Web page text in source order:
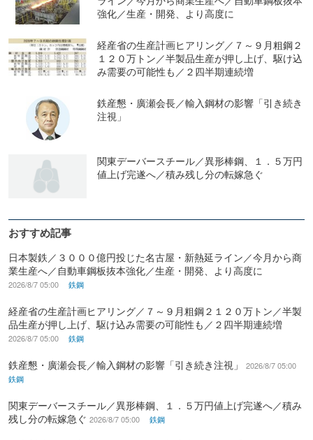
強化／生産・開発、より高度に
経産省の生産計画ヒアリング／７～９月粗鋼２
１２０万トン／半製品生産が押し上げ、駆け込
み需要の可能性も／２四半期連続増
鉄産懇・廣瀬会長／輸入鋼材の影響「引き続き
注視」
関東デーバースチール／異形棒鋼、１．５万円
値上げ完遂へ／積み残し分の転嫁急ぐ
おすすめ記事
日本製鉄／３０００億円投じた名古屋・新熱延ライン／今月から商
業生産へ／自動車鋼板抜本強化／生産・開発、より高度に
2026/8/7 05:00 鉄鋼
経産省の生産計画ヒアリング／７～９月粗鋼２１２０万トン／半製
品生産が押し上げ、駆け込み需要の可能性も／２四半期連続増
2026/8/7 05:00 鉄鋼
鉄産懇・廣瀬会長／輸入鋼材の影響「引き続き注視」
2026/8/7 05:00
鉄鋼
関東デーバースチール／異形棒鋼、１．５万円値上げ完遂へ／積み
残し分の転嫁急ぐ 2026/8/7 05:00 鉄鋼